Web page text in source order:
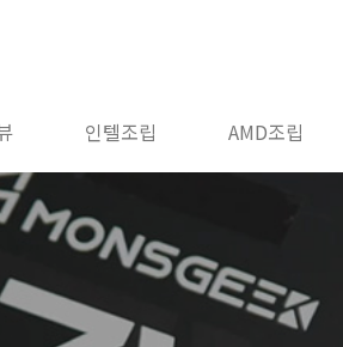
인텔조립 AMD조립